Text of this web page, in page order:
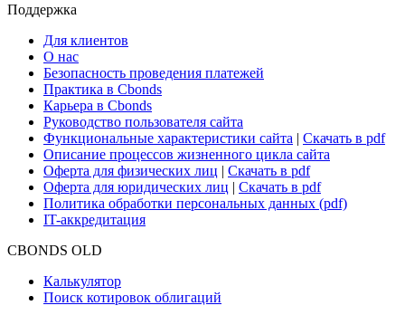
Поддержка
Для клиентов
О нас
Безопасность проведения платежей
Практика в Cbonds
Карьера в Cbonds
Руководство пользователя сайта
Функциональные характеристики сайта | Скачать в pdf
Описание процессов жизненного цикла сайта
Оферта для физических лиц | Скачать в pdf
Оферта для юридических лиц | Скачать в pdf
Политика обработки персональных данных (pdf)
IT-аккредитация
CBONDS OLD
Калькулятор
Поиск котировок облигаций